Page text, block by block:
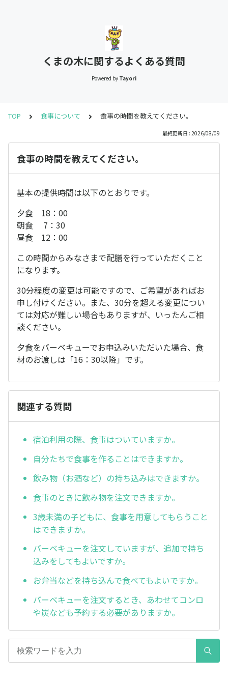
くまの木に関するよくある質問
Powered by Tayori
TOP 食事について 食事の時間を教えてください。
最終更新日 : 2026/08/09
食事の時間を教えてください。
基本の提供時間は以下のとおりです。
夕食 18：00
朝食 7：30
昼食 12：00
この時間からみなさまで配膳を行っていただくこと
になります。
30分程度の変更は可能ですので、ご希望があればお
申し付けください。また、30分を超える変更につい
ては対応が難しい場合もありますが、いったんご相
談ください。
夕食をバーベキューでお申込みいただいた場合、食
材のお渡しは「16：30以降」です。
関連する質問
宿泊利用の際、食事はついていますか。
自分たちで食事を作ることはできますか。
飲み物（お酒など）の持ち込みはできますか。
食事のときに飲み物を注文できますか。
3歳未満の子どもに、食事を用意してもらうこと
はできますか。
バーベキューを注文していますが、追加で持ち
込みをしてもよいですか。
お弁当などを持ち込んで食べてもよいですか。
バーベキューを注文するとき、あわせてコンロ
や炭なども予約する必要がありますか。